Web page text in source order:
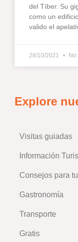
del Tíber. Su
como un
valido el
28/10/2021 No
Explore
Visitas guiadas
–
Información
Consejos para
–
Gastronomía
Transporte
Gratis